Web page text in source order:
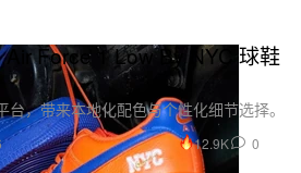
Air Force 1 Low By NYC 球鞋
，带来本地化配色与个性化细节选择。
12.9K 0